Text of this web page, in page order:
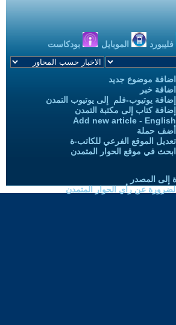
فليبورد الموبايل بودكاست
اضافة موضوع جديد
اضافة خبر
إضافة يوتيوب-فلم إلى يوتيوب التمدن
إضافة كتاب إلى مكتبة التمدن
Add new article - English
أضف حملة
تعديل الموقع الفرعي للكاتب-ة
ابحث في موقع الحوار المتمدن
إلى المصدر
عن رأي الحوار المتمدن